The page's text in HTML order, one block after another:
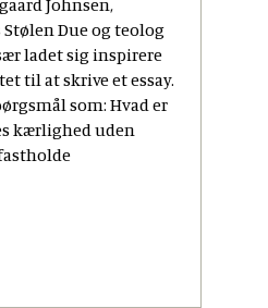
Johnsen,
Due og teolog
ladet sig inspirere
til at skrive et essay.
som: Hvad er
kærlighed uden